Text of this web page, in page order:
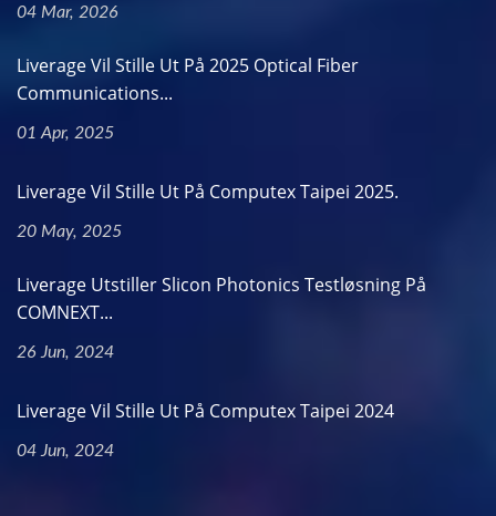
04 Mar, 2026
Liverage Vil Stille Ut På 2025 Optical Fiber
Communications...
01 Apr, 2025
Liverage Vil Stille Ut På Computex Taipei 2025.
20 May, 2025
Liverage Utstiller Slicon Photonics Testløsning På
COMNEXT...
26 Jun, 2024
Liverage Vil Stille Ut På Computex Taipei 2024
04 Jun, 2024